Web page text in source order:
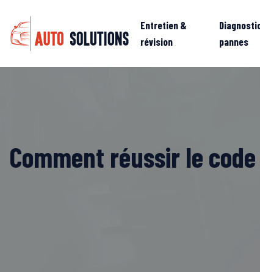
Entretien &
révision
pannes
Comment réussir le